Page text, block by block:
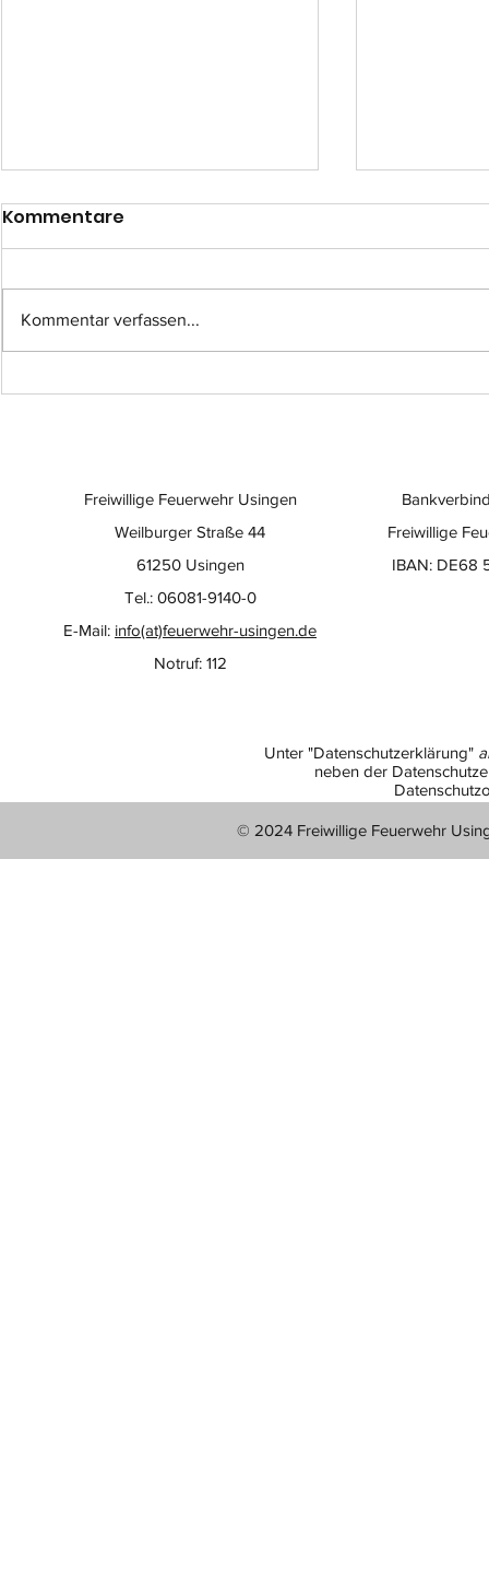
Einsatz-Nr.: 057
Kommentare
Kommentar verfassen...
Freiwillige
IBAN: DE68
Freiwillige Feuerwehr Usingen
Weilburger Straße 44
61250 Usingen
Tel.: 06081-9140-0
E-Mail: info(at)feuerwehr-usingen.de
Notruf: 112
Unter "Datenschutzerklärung"
neben der
© 2024 Freiwillige Feuerwehr